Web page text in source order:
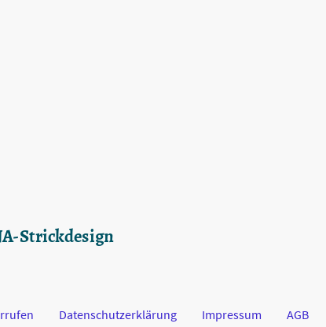
Strickdesign
Datenschutzerklärung Impressum AGB